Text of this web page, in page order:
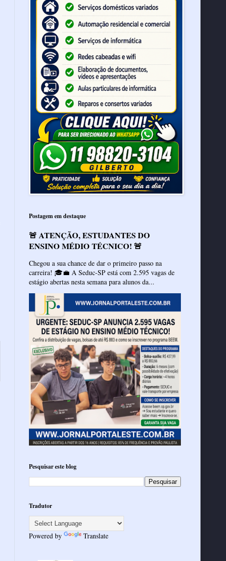
Postagem em destaque
🚨 ATENÇÃO, ESTUDANTES DO
ENSINO MÉDIO TÉCNICO! 🚨
Chegou a sua chance de dar o primeiro passo na
carreira! 🎓💼 A Seduc-SP está com 2.595 vagas de
estágio abertas nesta semana para alunos da...
Pesquisar este blog
Tradutor
Powered by Translate